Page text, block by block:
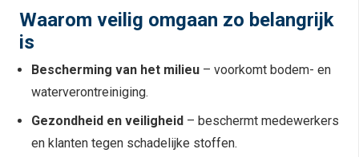
Waarom veilig omgaan zo belangrijk
is
Bescherming van het milieu – voorkomt bodem- en
waterverontreiniging.
Gezondheid en veiligheid – beschermt medewerkers
en klanten tegen schadelijke stoffen.